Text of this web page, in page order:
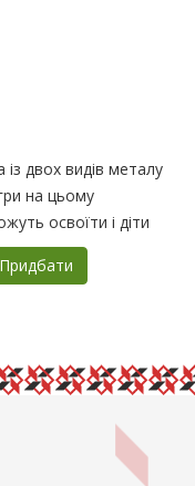
двох видів металу
на цьому
освоїти і діти